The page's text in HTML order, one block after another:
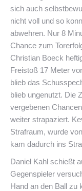
sich auch
nicht voll und so
abwehren. Nur 8
Chance zum
Christian Boeck
Freistoß 17 Meter
blieb das
blieb ungenutzt. Die
vergebenen
weiter strapaziert.
Strafraum, wurde
kam dadurch ins
Daniel Kahl schießt
Gegenspieler
Hand an den Ball zu